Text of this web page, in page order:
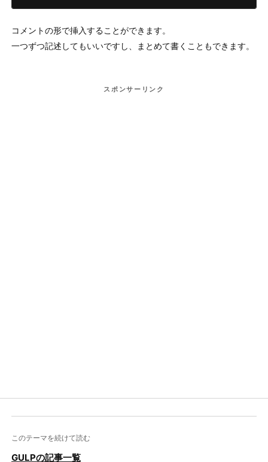
コメントの形で挿入することができます。
一つずつ記述してもいいですし、まとめて書くこともできます。
スポンサーリンク
このテーマを続けて読む
GULPの記事一覧